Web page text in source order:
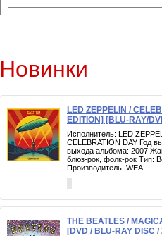
Новинки
LED ZEPPELIN /
EDITION] [BLU-RAY/
Исполнитель: LED
CELEBRATION DAY Год
выхода альбома: 2007
блюз-рок, фолк-рок Тип:
Производитель: WEA
THE BEATLES /
[DVD / BLU-RAY DISC